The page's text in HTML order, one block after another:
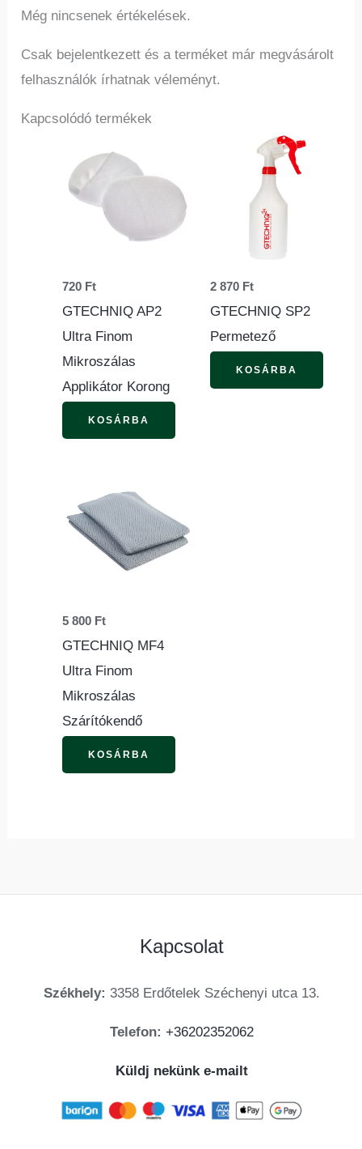
Még nincsenek értékelések.
Csak bejelentkezett és a terméket már megvásárolt
felhasználók írhatnak véleményt.
Kapcsolódó termékek
720 Ft
GTECHNIQ AP2
Ultra Finom
Mikroszálas
Applikátor Korong
KOSÁRBA
2 870 Ft
GTECHNIQ SP2
Permetező
KOSÁRBA
5 800 Ft
GTECHNIQ MF4
Ultra Finom
Mikroszálas
Szárítókendő
KOSÁRBA
Kapcsolat
Székhely: 3358 Erdőtelek Széchenyi utca 13.
Telefon: +36202352062
Küldj nekünk e-mailt